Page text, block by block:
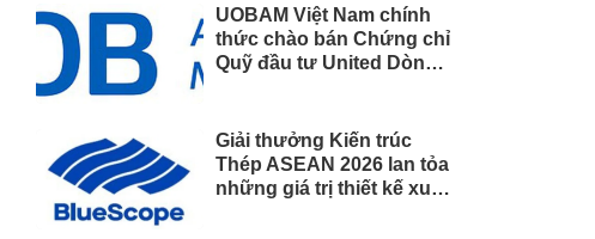
UOBAM Việt Nam chính
thức chào bán Chứng chỉ
Quỹ đầu tư United Dòng
Giải thưởng Kiến trúc
Thép ASEAN 2026 lan tỏa
những giá trị thiết kế xuất